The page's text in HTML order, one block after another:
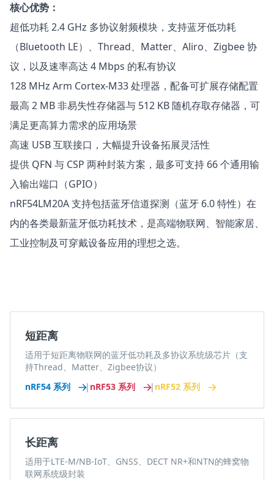
核心优势：
超低功耗 2.4 GHz 多协议射频模块，支持蓝牙低功耗
（Bluetooth LE）、Thread、Matter、Aliro、Zigbee 协
议，以及速率高达 4 Mbps 的私有协议
128 MHz Arm Cortex-M33 处理器，配备可扩展存储配置
最高 2 MB 非易失性存储器与 512 KB 随机存取存储器，可
满足更高算力需求的应用场景
高速 USB 互联接口，大幅提升设备拓展灵活性
提供 QFN 与 CSP 两种封装方案，最多可支持 66 个通用输
入输出端口（GPIO）
nRF54LM20A 支持包括蓝牙信道探测（蓝牙 6.0 特性）在
内的各类最新蓝牙低功耗技术，是高端物联网、智能家居、
工业控制及可穿戴设备应用的理想之选。
短距离
适用于短距离物联网的蓝牙低功耗及多协议系统级芯片（支
持Thread、Matter、Zigbee协议）
nRF54 系列
| nRF53 系列 | nRF52 系列
长距离
适用于LTE-M/NB-IoT、GNSS、DECT NR+和NTN的蜂窝物
联网系统级封装